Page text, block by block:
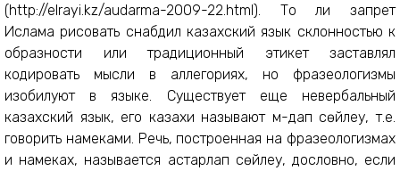
(http://elrayi.kz/audarma-2009-22.html). То ли запрет
Ислама рисовать снабдил казахский язык склонностью к
образности или традиционный этикет заставлял
кодировать мысли в аллегориях, но фразеологизмы
изобилуют в языке. Существует еще невербальный
казахский язык, его казахи называют м-дап сөйлеу, т.е.
говорить намеками. Речь, построенная на фразеологизмах
и намеках, называется астарлап сөйлеу, дословно, если